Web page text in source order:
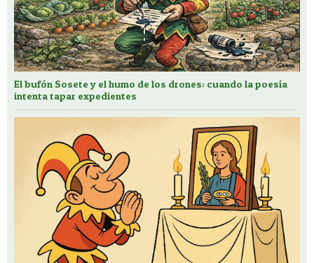
El bufón Sosete y el humo de los drones: cuando la poesía
intenta tapar expedientes